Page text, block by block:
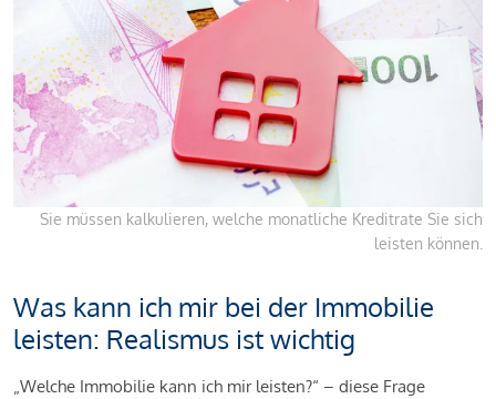
Sie müssen kalkulieren, welche monatliche Kreditrate Sie sich
leisten können.
Was kann ich mir bei der Immobilie
leisten: Realismus ist wichtig
„Welche Immobilie kann ich mir leisten?“ – diese Frage